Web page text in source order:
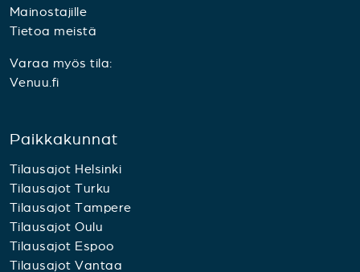
Mainostajille
Tietoa meistä
Varaa myös tila:
Venuu.fi
Paikkakunnat
Tilausajot Helsinki
Tilausajot Turku
Tilausajot Tampere
Tilausajot Oulu
Tilausajot Espoo
Tilausajot Vantaa